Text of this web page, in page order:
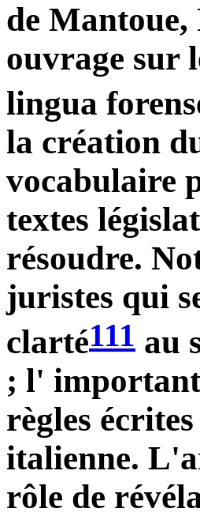
de
ouvrage sur
lingua
la création
vocabulaire
textes
résoudre.
juristes qui
clarté111 au
; l' important
règles
italienne.
rôle de